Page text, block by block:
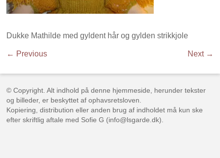
Dukke Mathilde med gyldent hår og gylden strikkjole
← Previous Next →
© Copyright. Alt indhold på denne hjemmeside, herunder tekster
og billeder, er beskyttet af ophavsretsloven.
Kopiering, distribution eller anden brug af indholdet må kun ske
efter skriftlig aftale med Sofie G (info@lsgarde.dk).